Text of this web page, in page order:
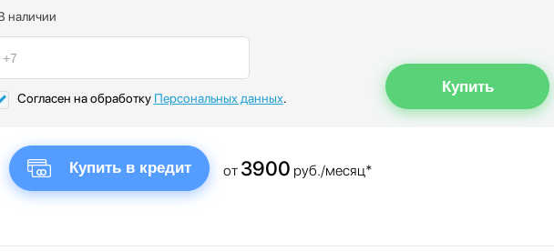
наличии
Согласен на обработку Персональных данных.
Купить в кредит от 3900 руб./месяц*